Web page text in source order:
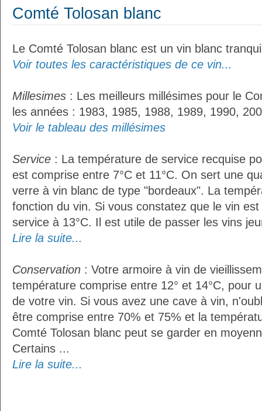
Comté Tolosan blanc
Le Comté Tolosan blanc est un vin blanc
Voir toutes les caractéristiques de ce vin...
Millesimes : Les meilleurs millésimes pour le
les années : 1983, 1985, 1988, 1989, 1990,
Voir le tableau des millésimes
Service : La température de service recquise
est comprise entre 7°C et 11°C. On sert une
verre à vin blanc de type "bordeaux". La
fonction du vin. Si vous constatez que le vin
service à 13°C. Il est utile de passer les vins
Lire la suite...
Conservation : Votre armoire à vin de
température comprise entre 12° et 14°C, pour
de votre vin. Si vous avez une cave à vin,
être comprise entre 70% et 75% et la
Comté Tolosan blanc peut se garder en
Certains ...
Lire la suite...